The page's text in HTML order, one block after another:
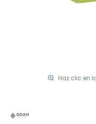
Haz clic en